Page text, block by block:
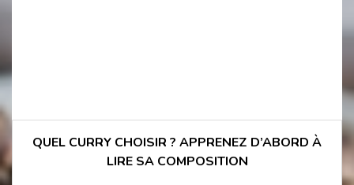
QUEL CURRY CHOISIR ? APPRENEZ D’ABORD À
LIRE SA COMPOSITION